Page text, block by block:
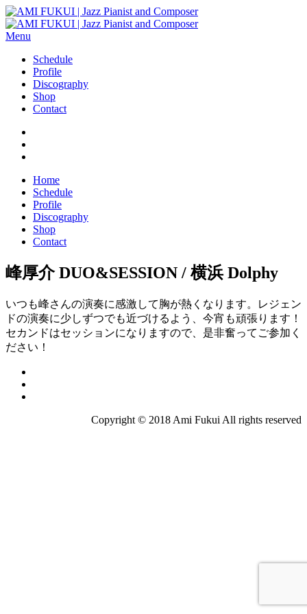
Menu
Schedule
Profile
Discography
Shop
Contact
Home
Schedule
Profile
Discography
Shop
Contact
峰厚介 DUO&SESSION / 横浜 Dolphy
いつも峰さんの演奏に感激して胸が熱くなります。レジェン
ドの演奏に少しずつでも近づけるよう、今宵も頑張ります！
セカンドはセッションになりますので、是非奮ってご参加く
ださい！
Copyright © 2018 Ami Fukui All rights reserved